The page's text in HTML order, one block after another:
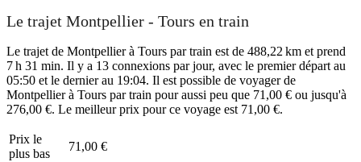
Le trajet Montpellier - Tours en train
Le trajet de Montpellier à Tours par train est de 488,22 km et prend
7 h 31 min. Il y a 13 connexions par jour, avec le premier départ au
05:50 et le dernier au 19:04. Il est possible de voyager de
Montpellier à Tours par train pour aussi peu que 71,00 € ou jusqu'à
276,00 €. Le meilleur prix pour ce voyage est 71,00 €.
Prix ​​le
plus bas
71,00 €